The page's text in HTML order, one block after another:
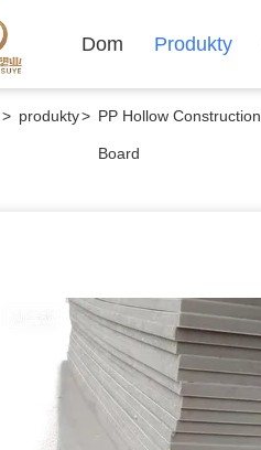
Dom Produkty
> produkty> PP Hollow Construction
Board